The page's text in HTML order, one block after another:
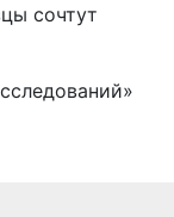
сочтут